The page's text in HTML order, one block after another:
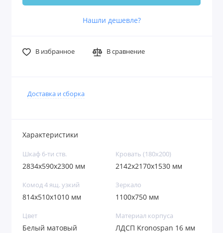
Нашли дешевле?
В избранное В сравнение
Доставка и сборка
Характеристики
Шкаф 6-ти ств.
2834x590x2300 мм
Кровать (180х200)
2142x2170x1530 мм
Комод 4 ящ. узкий
814х510х1010 мм
Зеркало
1100x750 мм
Цвет
Белый матовый
Материал корпуса
ЛДСП Kronospan 16 мм